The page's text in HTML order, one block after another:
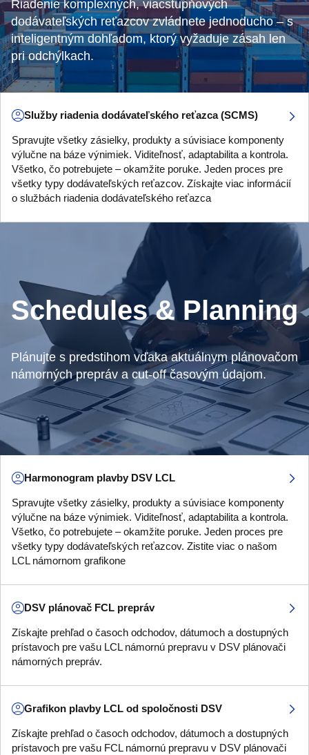
Riadenie komplexných, viacstupňových
dodávateľských reťazcov zvládnete jednoducho – s
inteligentným dohľadom, ktorý vyžaduje zásah len
pri odchýlkach.
Služby riadenia dodávateľského reťazca (SCMS)
Spravujte všetky zásielky, produkty a súvisiace komponenty
výlučne na báze výnimiek. Viditeľnosť, adaptabilita a kontrola.
Všetko, čo potrebujete – okamžite poruke. Jeden proces pre
všetky typy dodávateľských reťazcov. Získajte viac informácií
o službách riadenia dodávateľského reťazca
Schedules & Planning
Plánujte s predstihom vďaka aktuálnym plánovačom
námorných prepráv a cut-off časovým údajom.
Harmonogram plavby DSV LCL
Spravujte všetky zásielky, produkty a súvisiace komponenty
výlučne na báze výnimiek. Viditeľnosť, adaptabilita a kontrola.
Všetko, čo potrebujete – okamžite poruke. Jeden proces pre
všetky typy dodávateľských reťazcov. Zistite viac o našom
LCL námornom grafikone
DSV plánovač FCL prepráv
Získajte prehľad o časoch odchodov, dátumoch a dostupných
prístavoch pre vašu LCL námornú prepravu v DSV plánovači
námorných prepráv.
Grafikon plavby LCL od spoločnosti DSV
Získajte prehľad o časoch odchodov, dátumoch a dostupných
prístavoch pre vašu FCL námornú prepravu v DSV plánovači